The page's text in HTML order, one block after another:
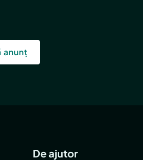
anunț
De ajutor